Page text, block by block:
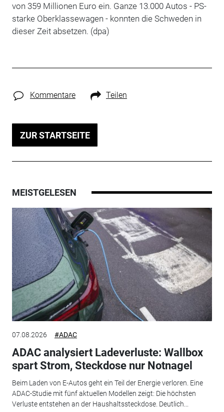
von 359 Millionen Euro ein. Ganze 13.000 Autos - PS-
starke Oberklassewagen - konnten die Schweden in
dieser Zeit absetzen. (dpa)
Kommentare Teilen
ZUR STARTSEITE
MEISTGELESEN
07.08.2026 #ADAC
ADAC analysiert Ladeverluste: Wallbox
spart Strom, Steckdose nur Notnagel
Beim Laden von E-Autos geht ein Teil der Energie verloren. Eine
ADAC-Studie mit fünf aktuellen Modellen zeigt: Die höchsten
Verluste entstehen an der Haushaltssteckdose. Deutlich...